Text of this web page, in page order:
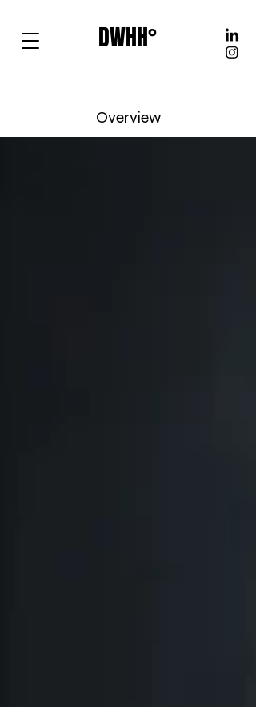
DWHH°
Overview